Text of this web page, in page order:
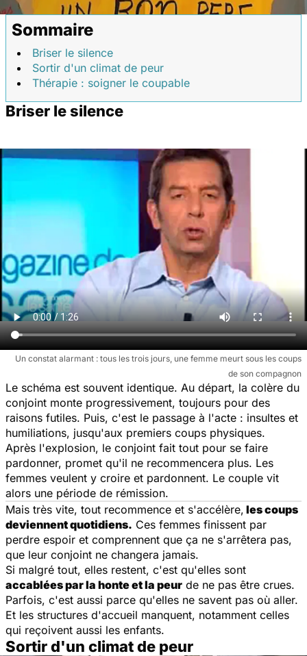
Sommaire
Briser le silence
Sortir d'un climat de peur
Thérapie : soigner le coupable
Briser le silence
Un constat alarmant : tous les trois jours, une femme meurt sous les coups
de son compagnon
Le schéma est souvent identique. Au départ, la colère du
conjoint monte progressivement, toujours pour des
raisons futiles. Puis, c'est le passage à l'acte : insultes et
humiliations, jusqu'aux premiers coups physiques.
Après l'explosion, le conjoint fait tout pour se faire
pardonner, promet qu'il ne recommencera plus. Les
femmes veulent y croire et pardonnent. Le couple vit
alors une période de rémission.
Mais très vite, tout recommence et s'accélère, les coups
deviennent quotidiens. Ces femmes finissent par
perdre espoir et comprennent que ça ne s'arrêtera pas,
que leur conjoint ne changera jamais.
Si malgré tout, elles restent, c'est qu'elles sont
accablées par la honte et la peur de ne pas être crues.
Parfois, c'est aussi parce qu'elles ne savent pas où aller.
Et les structures d'accueil manquent, notamment celles
qui reçoivent aussi les enfants.
Sortir d'un climat de peur